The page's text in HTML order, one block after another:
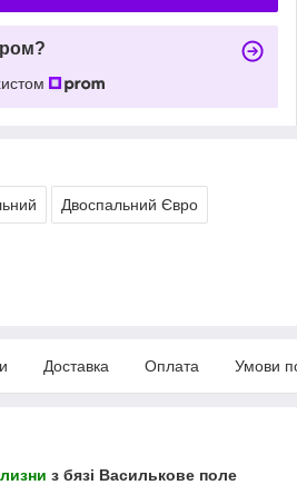
Двоспальний Євро
Доставка Оплата Умови
з бязі Василькове поле